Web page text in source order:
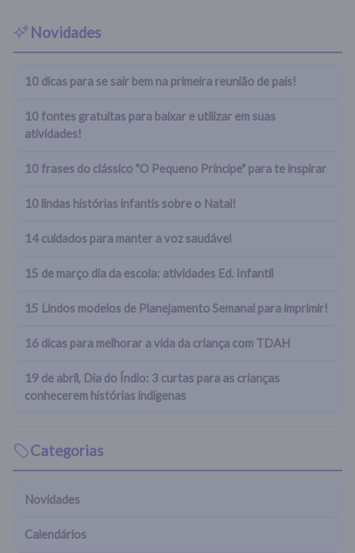
Novidades
10 dicas para se sair bem na primeira reunião de pais!
10 fontes gratuitas para baixar e utilizar em suas
atividades!
10 frases do clássico "O Pequeno Príncipe" para te inspirar
10 lindas histórias infantis sobre o Natal!
14 cuidados para manter a voz saudável
15 de março dia da escola: atividades Ed. Infantil
15 Lindos modelos de Planejamento Semanal para imprimir!
16 dicas para melhorar a vida da criança com TDAH
19 de abril, Dia do Índio: 3 curtas para as crianças
conhecerem histórias indígenas
Categorias
Novidades
Calendários